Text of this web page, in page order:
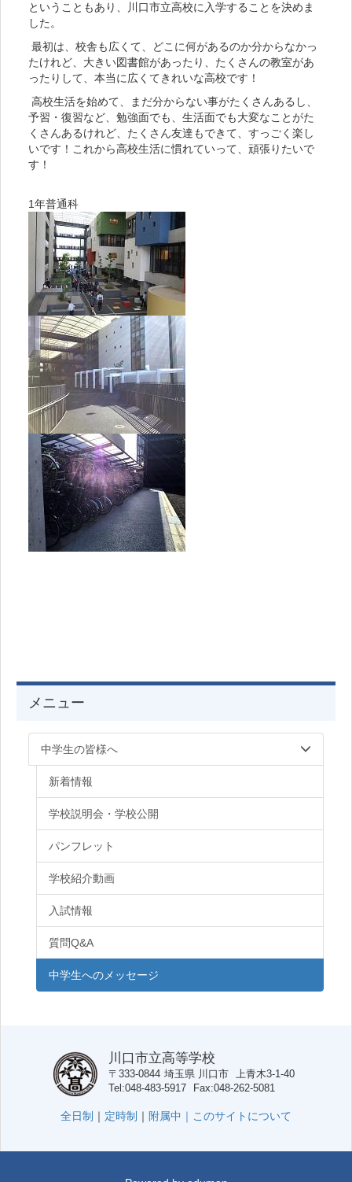
ということもあり、川口市立高校に入学することを決めま
した。
最初は、校舎も広くて、どこに何があるのか分からなかっ
たけれど、大きい図書館があったり、たくさんの教室があ
ったりして、本当に広くてきれいな高校です！
高校生活を始めて、まだ分からない事がたくさんあるし、
予習・復習など、勉強面でも、生活面でも大変なことがた
くさんあるけれど、たくさん友達もできて、すっごく楽し
いです！これから高校生活に慣れていって、頑張りたいで
す！
1年普通科
メニュー
中学生の皆様へ
新着情報
学校説明会・学校公開
パンフレット
学校紹介動画
入試情報
質問Q&A
中学生へのメッセージ
川口市立高等学校
〒333-0844 埼玉県 川口市 上青木3-1-40
Tel 048-483-5917 Fax 048-262-5081
全日制 ｜ 定時制 ｜ 附属中｜ このサイトについて